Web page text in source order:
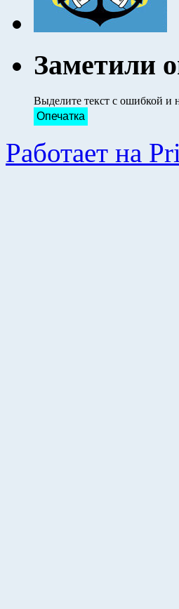
Заметили
Выделите текст с ошибкой
Опечатка
Работает на